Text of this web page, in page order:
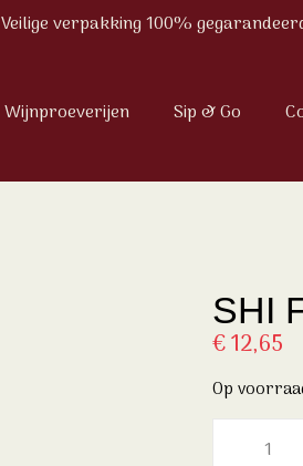
Veilige verpakking 100%
Wijnproeverijen Sip & Go
SHI
€12,65
Op